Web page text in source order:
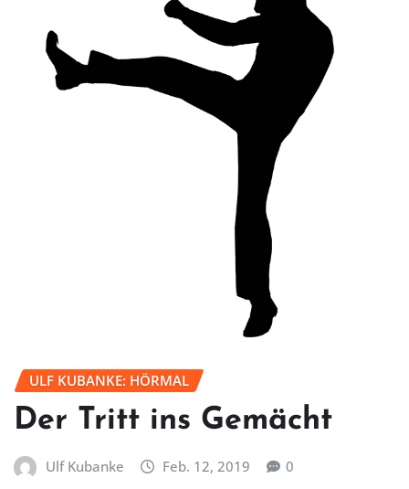
ULF KUBANKE: HÖRMAL
Der Tritt ins Gemächt
Ulf Kubanke Feb. 12, 2019 0